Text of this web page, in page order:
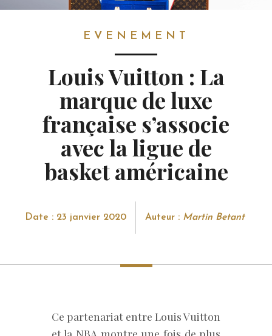
EVENEMENT
Louis Vuitton : La
marque de luxe
française s’associe
avec la ligue de
basket américaine
Date : 23 janvier 2020 Auteur : Martin Betant
Ce partenariat entre Louis Vuitton